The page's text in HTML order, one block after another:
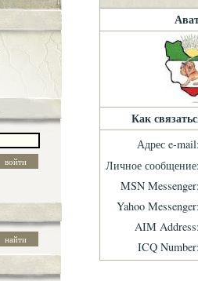
Как
Адрес e-
Личное
MSN
Yahoo
AIM
ICQ